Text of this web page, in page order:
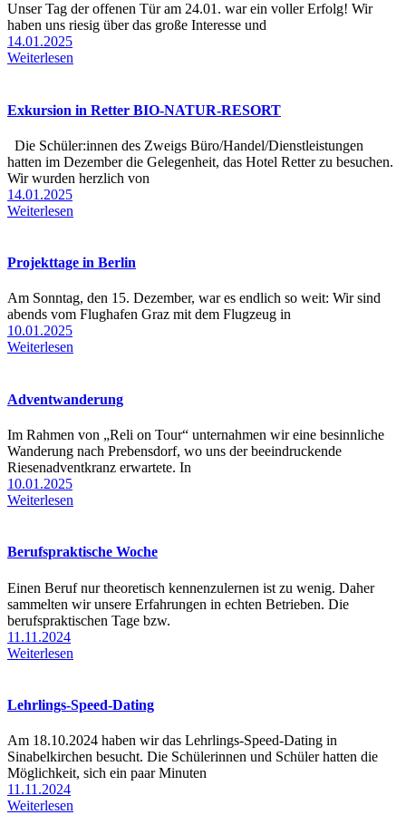
Unser Tag der offenen Tür am 24.01. war ein voller Erfolg! Wir
haben uns riesig über das große Interesse und
14.01.2025
Weiterlesen
Exkursion in Retter BIO-NATUR-RESORT
Die Schüler:innen des Zweigs Büro/Handel/Dienstleistungen
hatten im Dezember die Gelegenheit, das Hotel Retter zu besuchen.
Wir wurden herzlich von
14.01.2025
Weiterlesen
Projekttage in Berlin
Am Sonntag, den 15. Dezember, war es endlich so weit: Wir sind
abends vom Flughafen Graz mit dem Flugzeug in
10.01.2025
Weiterlesen
Adventwanderung
Im Rahmen von „Reli on Tour“ unternahmen wir eine besinnliche
Wanderung nach Prebensdorf, wo uns der beeindruckende
Riesenadventkranz erwartete. In
10.01.2025
Weiterlesen
Berufspraktische Woche
Einen Beruf nur theoretisch kennenzulernen ist zu wenig. Daher
sammelten wir unsere Erfahrungen in echten Betrieben. Die
berufspraktischen Tage bzw.
11.11.2024
Weiterlesen
Lehrlings-Speed-Dating
Am 18.10.2024 haben wir das Lehrlings-Speed-Dating in
Sinabelkirchen besucht. Die Schülerinnen und Schüler hatten die
Möglichkeit, sich ein paar Minuten
11.11.2024
Weiterlesen